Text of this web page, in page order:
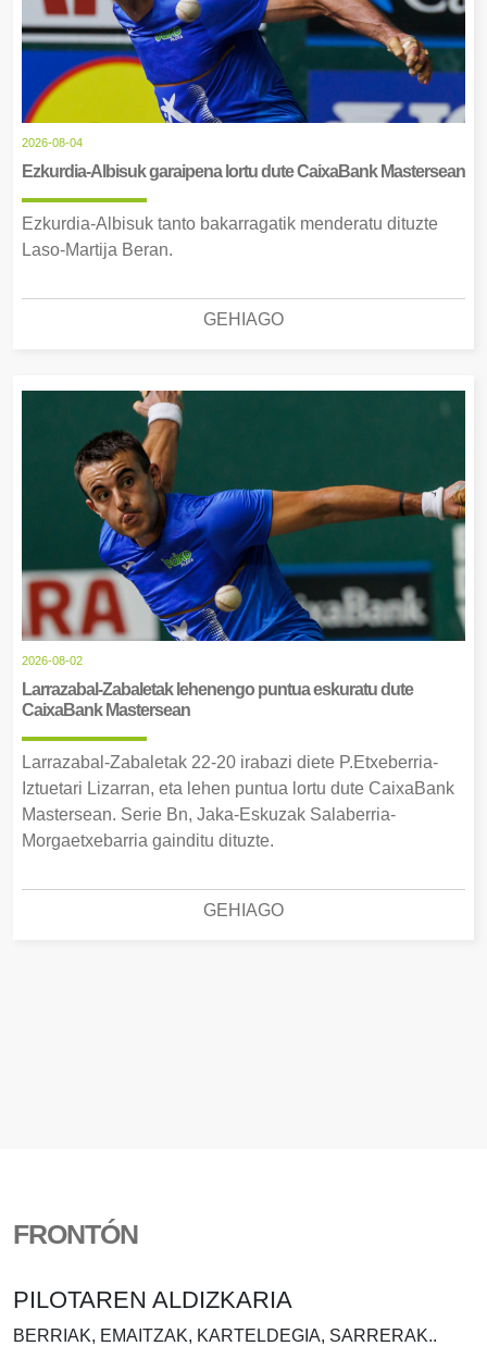
2026-08-04
Ezkurdia-Albisuk garaipena lortu dute CaixaBank Mastersean
Ezkurdia-Albisuk tanto bakarragatik menderatu dituzte
Laso-Martija Beran.
GEHIAGO
2026-08-02
Larrazabal-Zabaletak lehenengo puntua eskuratu dute
CaixaBank Mastersean
Larrazabal-Zabaletak 22-20 irabazi diete P.Etxeberria-
Iztuetari Lizarran, eta lehen puntua lortu dute CaixaBank
Mastersean. Serie Bn, Jaka-Eskuzak Salaberria-
Morgaetxebarria gainditu dituzte.
GEHIAGO
FRONTÓN
PILOTAREN ALDIZKARIA
BERRIAK, EMAITZAK, KARTELDEGIA, SARRERAK..